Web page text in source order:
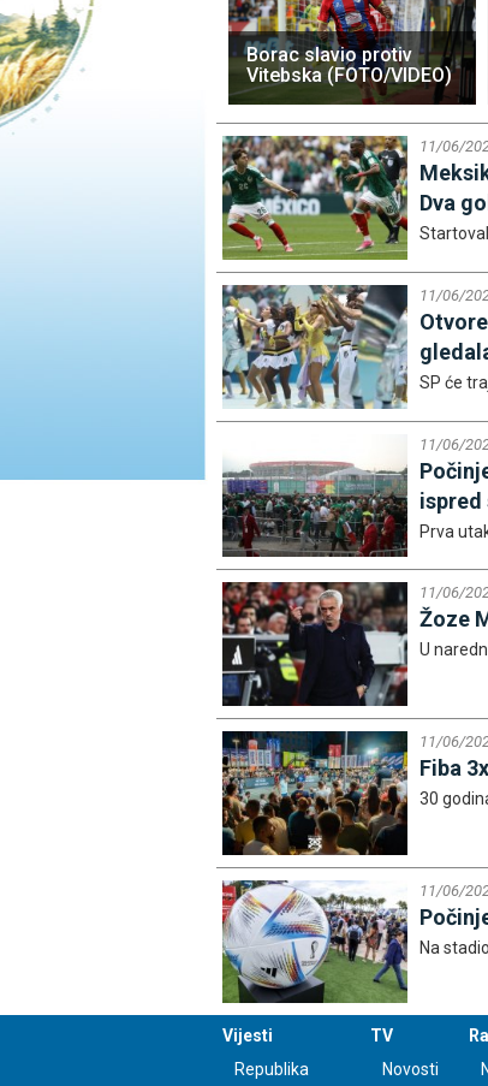
Borac slavio protiv
Vitebska (FOTO/VIDEO)
11/06/
Dva
11/06/
SP će
11/06/
ispred
Prva
11/06/
Žoze
U
11/06/
Fiba
30
11/06/
Na
Vijesti
Republika
TV
Novosti